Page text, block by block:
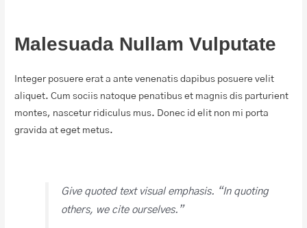
Malesuada Nullam Vulputate
Integer posuere erat a ante venenatis dapibus posuere velit
aliquet. Cum sociis natoque penatibus et magnis dis parturient
montes, nascetur ridiculus mus. Donec id elit non mi porta
gravida at eget metus.
Give quoted text visual emphasis. “In quoting
others, we cite ourselves.”